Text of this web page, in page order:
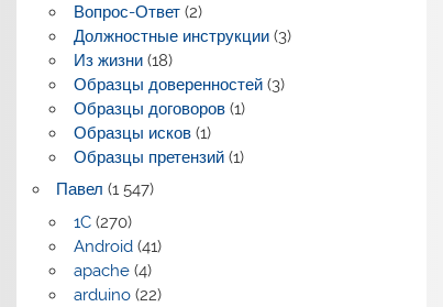
Вопрос-Ответ(2)
Должностные инструкции(3)
Из жизни(18)
Образцы доверенностей(3)
Образцы договоров(1)
Образцы исков(1)
Образцы претензий(1)
Павел (1 547)
1C(270)
Android(41)
apache(4)
arduino(22)